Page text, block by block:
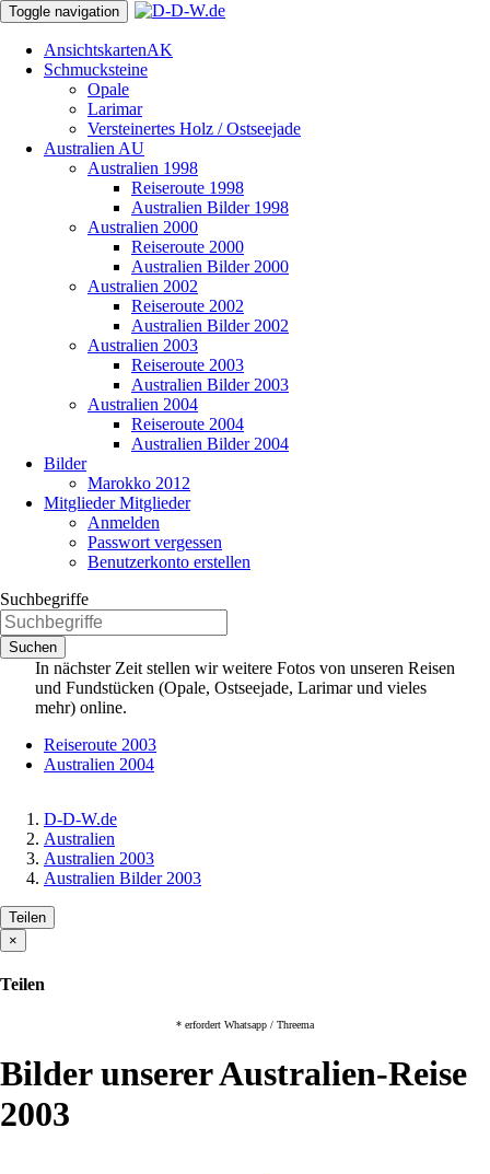
Toggle navigation
AnsichtskartenAK
Schmucksteine
Opale
Larimar
Versteinertes Holz / Ostseejade
Australien AU
Australien 1998
Reiseroute 1998
Australien Bilder 1998
Australien 2000
Reiseroute 2000
Australien Bilder 2000
Australien 2002
Reiseroute 2002
Australien Bilder 2002
Australien 2003
Reiseroute 2003
Australien Bilder 2003
Australien 2004
Reiseroute 2004
Australien Bilder 2004
Bilder
Marokko 2012
MitgliederMitglieder
Anmelden
Passwort vergessen
Benutzerkonto erstellen
Suchbegriffe
Suchen
In nächster Zeit stellen wir weitere Fotos von unseren Reisen
und Fundstücken (Opale, Ostseejade, Larimar und vieles
mehr) online.
Reiseroute 2003
Australien 2004
D-D-W.de
Australien
Australien 2003
Australien Bilder 2003
Teilen
×
Teilen
* erfordert Whatsapp / Threema
Bilder unserer Australien-Reise
2003